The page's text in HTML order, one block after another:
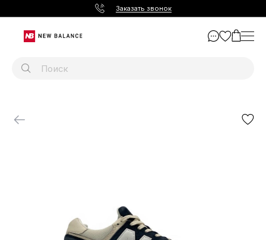
Заказать звонок